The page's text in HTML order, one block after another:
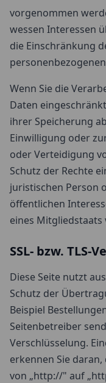
vorgenommen
wessen Interessen
die Einschränkung
Wenn Sie die
Daten
ihrer Speicherung
Einwilligung oder
oder Verteidigung
Schutz der Rechte
juristischen Person
öffentlichen
eines
SSL- bzw. TLS-
Diese Seite nutzt
Schutz der
Beispiel
Seitenbetreiber
Verschlüsselung.
erkennen Sie
von „http://" auf